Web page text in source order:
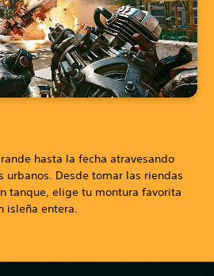
hasta la fecha atravesando
urbanos. Desde tomar las riendas
tanque, elige tu montura favorita
isleña entera.